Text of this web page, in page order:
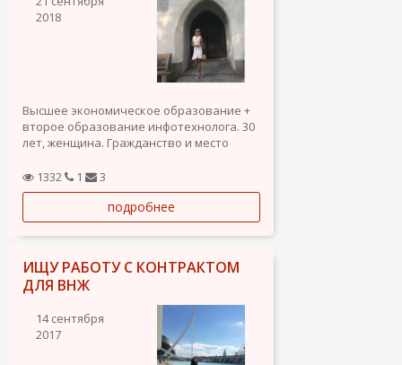
2018
Высшее экономическое образование +
второе образование инфотехнолога. 30
лет, женщина. Гражданство и место
английский, русский, эстонский, 50%
литовский, испанский на начальной
стадии обучения.
Опыт работы в офисе 9 лет (работа с
сайтами), с...
1332 1 3
подробнее
ИЩУ РАБОТУ С КОНТРАКТОМ
ДЛЯ ВНЖ
14 сентября
2017